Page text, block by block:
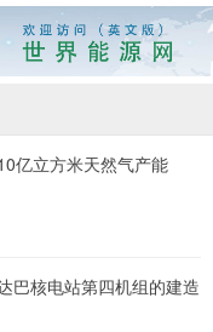
亿立方米天然气产能
巴核电站第四机组的建造